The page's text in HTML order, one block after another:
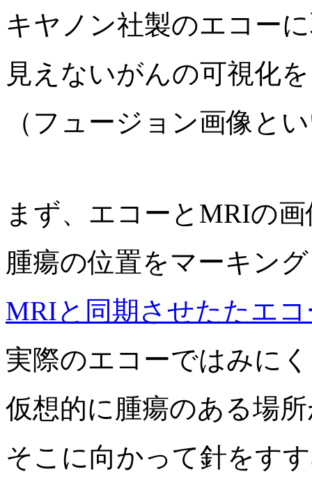
キヤノン社製のエコー
見えないがんの可視化
（フュージョン画像と
まず、エコーとMRIの
腫瘍の位置をマーキン
MRIと同期させたたエ
実際のエコーではみに
仮想的に腫瘍のある場
そこに向かって針をす